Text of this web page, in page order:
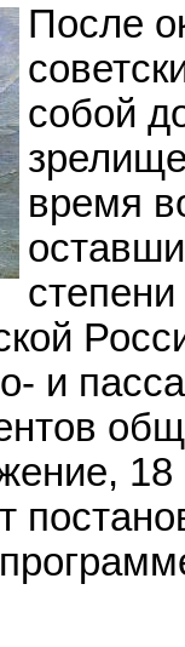
После
собой
время
и
18